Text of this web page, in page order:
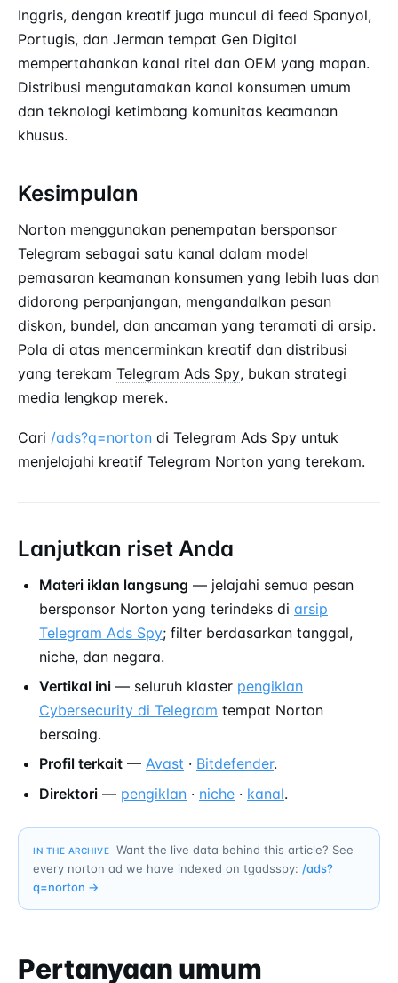
Inggris, dengan kreatif juga muncul di feed Spanyol,
Portugis, dan Jerman tempat Gen Digital
mempertahankan kanal ritel dan OEM yang mapan.
Distribusi mengutamakan kanal konsumen umum
dan teknologi ketimbang komunitas keamanan
khusus.
Kesimpulan
Norton menggunakan penempatan bersponsor
Telegram sebagai satu kanal dalam model
pemasaran keamanan konsumen yang lebih luas dan
didorong perpanjangan, mengandalkan pesan
diskon, bundel, dan ancaman yang teramati di arsip.
Pola di atas mencerminkan kreatif dan distribusi
yang terekam Telegram Ads Spy, bukan strategi
media lengkap merek.
Cari /ads?q=norton di Telegram Ads Spy untuk
menjelajahi kreatif Telegram Norton yang terekam.
Lanjutkan riset Anda
Materi iklan langsung — jelajahi semua pesan
bersponsor Norton yang terindeks di arsip
Telegram Ads Spy; filter berdasarkan tanggal,
niche, dan negara.
Vertikal ini — seluruh klaster pengiklan
Cybersecurity di Telegram tempat Norton
bersaing.
Profil terkait — Avast · Bitdefender.
Direktori — pengiklan · niche · kanal.
IN THE ARCHIVE
Want the live data behind this article? See
every norton ad we have indexed on tgadsspy: /ads?
q=norton →
Pertanyaan umum